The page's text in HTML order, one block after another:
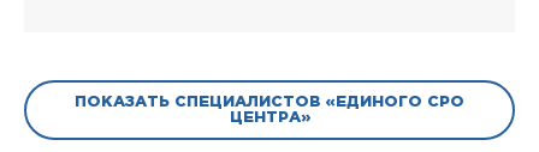
ПОКАЗАТЬ СПЕЦИАЛИСТОВ «ЕДИНОГО СРО
ЦЕНТРА»